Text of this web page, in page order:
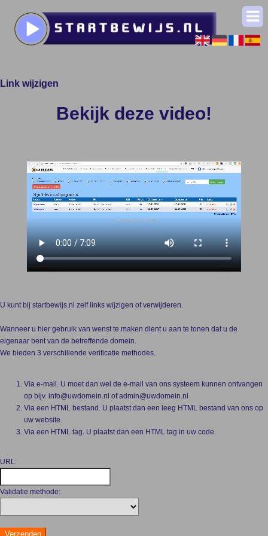
Link wijzigen
Bekijk deze video!
U kunt bij startbewijs.nl zelf links wijzigen of verwijderen.
Wanneer u hier gebruik van wenst te maken dient u aan te tonen dat u de
eigenaar bent van de betreffende domein.
We bieden 3 verschillende verificatie methodes.
Via e-mail. U moet dan wel de e-mail van ons systeem kunnen ontvangen
op bijv. info@uwdomein.nl of admin@uwdomein.nl
Via een HTML bestand. U plaatst dan een leeg HTML bestand van ons op
uw website.
Via een HTML tag. U plaatst dan een HTML tag in uw code.
URL:
Validatie methode: